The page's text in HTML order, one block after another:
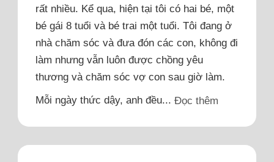
rất nhiều. Kể qua, hiện tại tôi có hai bé, một
bé gái 8 tuổi và bé trai một tuổi. Tôi đang ở
nhà chăm sóc và đưa đón các con, không đi
làm nhưng vẫn luôn được chồng yêu
thương và chăm sóc vợ con sau giờ làm.
Mỗi ngày thức dậy, anh đều...Đọc thêm